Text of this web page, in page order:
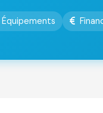
Équipements